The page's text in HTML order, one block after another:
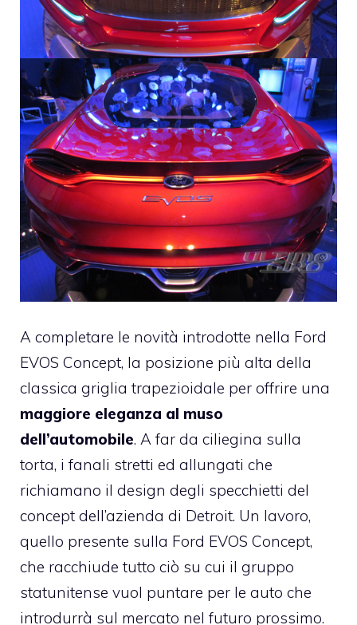
A completare le novità introdotte nella Ford
EVOS Concept, la posizione più alta della
classica griglia trapezioidale per offrire una
maggiore eleganza al muso
dell’automobile. A far da ciliegina sulla
torta, i fanali stretti ed allungati che
richiamano il design degli specchietti del
concept dell’azienda di Detroit. Un lavoro,
quello presente sulla Ford EVOS Concept,
che racchiude tutto ciò su cui il gruppo
statunitense vuol puntare per le auto che
introdurrà sul mercato nel futuro prossimo.